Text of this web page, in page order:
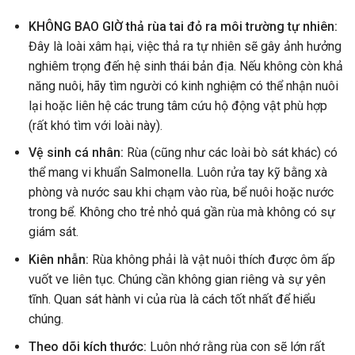
KHÔNG BAO GIỜ thả rùa tai đỏ ra môi trường tự nhiên:
Đây là loài xâm hại, việc thả ra tự nhiên sẽ gây ảnh hưởng
nghiêm trọng đến hệ sinh thái bản địa. Nếu không còn khả
năng nuôi, hãy tìm người có kinh nghiệm có thể nhận nuôi
lại hoặc liên hệ các trung tâm cứu hộ động vật phù hợp
(rất khó tìm với loài này).
Vệ sinh cá nhân: Rùa (cũng như các loài bò sát khác) có
thể mang vi khuẩn Salmonella. Luôn rửa tay kỹ bằng xà
phòng và nước sau khi chạm vào rùa, bể nuôi hoặc nước
trong bể. Không cho trẻ nhỏ quá gần rùa mà không có sự
giám sát.
Kiên nhẫn: Rùa không phải là vật nuôi thích được ôm ấp
vuốt ve liên tục. Chúng cần không gian riêng và sự yên
tĩnh. Quan sát hành vi của rùa là cách tốt nhất để hiểu
chúng.
Theo dõi kích thước: Luôn nhớ rằng rùa con sẽ lớn rất